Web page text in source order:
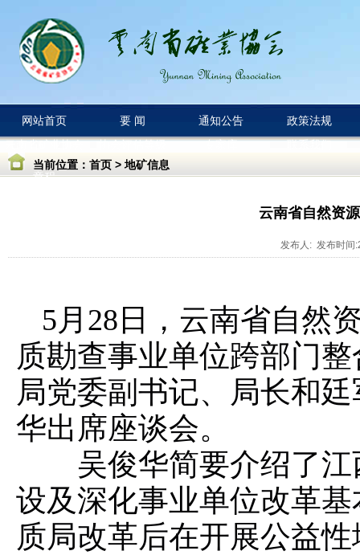
网站首页 要 闻 通知公告
政策法规
云南省矿业协会
章程
协会评估等级 专家库
联系我们
当前位置： 首页 >地矿信息
云南省自然资
发布人: 发布时间
5月28日，云南省自然
质勘查事业单位跨部门
局党委副书记、局长和
华出席座谈会。
吴俊华简要介绍了江
设及深化事业单位改革
质局改革后在开展公益